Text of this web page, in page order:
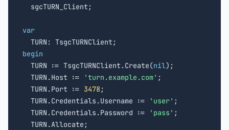
sgcTURN_Client;
var
begin
TURN := TsgcTURNClient.Create(nil);
  TURN.Host :=
'turn.example.com' ;
  TURN.Port :=
3478 ;
  TURN.Credentials.Username :=
'user' ;
  TURN.Credentials.Password :=
'pass' ;